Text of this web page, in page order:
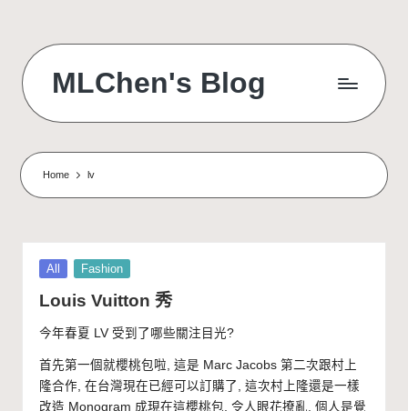
content
MLChen's Blog
Home lv
Posted
All Fashion
Louis Vuitton 秀
今年春夏 LV 受到了哪些關注目光?
首先第一個就櫻桃包啦, 這是 Marc Jacobs 第二次跟村上
隆合作, 在台灣現在已經可以訂購了, 這次村上隆還是一樣
改造 Monogram 成現在這櫻桃包, 令人眼花撩亂. 個人是覺